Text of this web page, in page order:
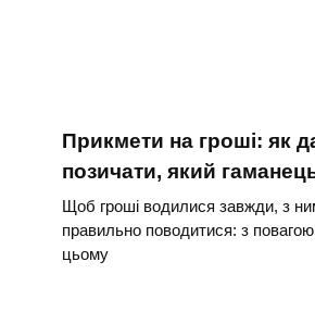
Прикмети на гроші: як
позичати, який
Щоб гроші водилися завжди, з
правильно поводитися: з
цьому